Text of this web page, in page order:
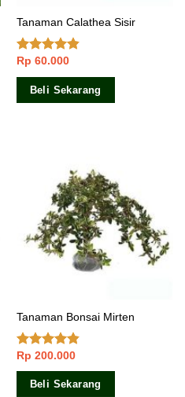
Tanaman Calathea Sisir
Dinilai
4.50dari 5
Rp 60.000
Beli Sekarang
Tanaman Bonsai Mirten
Dinilai
4.50dari 5
Rp 200.000
Beli Sekarang